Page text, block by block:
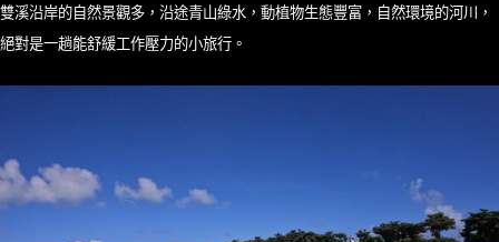
雙溪沿岸的自然景觀多，沿途青山綠水，動植物生態豐富，自然環境的河川，
絕對是一趟能舒緩工作壓力的小旅行。